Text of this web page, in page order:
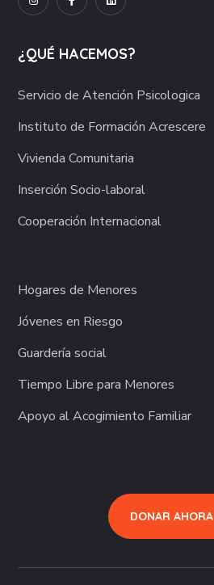
¿QUÉ HACEMOS?
Servicio de Atención Psicologica
Instituto de Formación Acrescere
Vivienda Comunitaria
Inserción Socio-laboral
Cooperación Internacional
Hogares de Menores
Jóvenes en Riesgo
Guardería social
Tiempo Libre para Menores
Apoyo al Acogimiento Familiar
DONAR AHORA